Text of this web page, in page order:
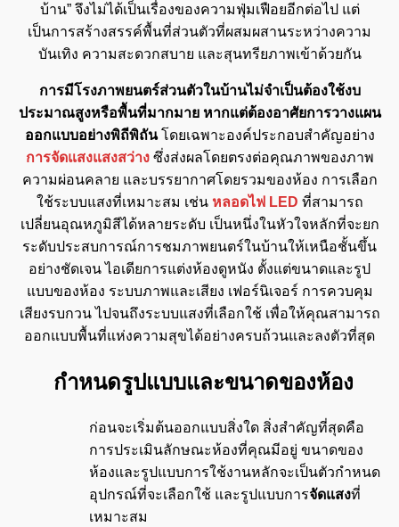
บ้าน” จึงไม่ได้เป็นเรื่องของความฟุ่มเฟือยอีกต่อไป แต่
เป็นการสร้างสรรค์พื้นที่ส่วนตัวที่ผสมผสานระหว่างความ
บันเทิง ความสะดวกสบาย และสุนทรียภาพเข้าด้วยกัน
การมีโรงภาพยนตร์ส่วนตัวในบ้านไม่จำเป็นต้องใช้งบ
ประมาณสูงหรือพื้นที่มากมาย หากแต่ต้องอาศัยการวางแผน
ออกแบบอย่างพิถีพิถันโดยเฉพาะองค์ประกอบสำคัญอย่าง
การจัดแสงแสงสว่างซึ่งส่งผลโดยตรงต่อคุณภาพของภาพ
ความผ่อนคลาย และบรรยากาศโดยรวมของห้อง การเลือก
ใช้ระบบแสงที่เหมาะสม เช่นหลอดไฟ LED ที่สามารถ
เปลี่ยนอุณหภูมิสีได้หลายระดับ เป็นหนึ่งในหัวใจหลักที่จะยก
ระดับประสบการณ์การชมภาพยนตร์ในบ้านให้เหนือชั้นขึ้น
อย่างชัดเจน ไอเดียการแต่งห้องดูหนัง ตั้งแต่ขนาดและรูป
แบบของห้อง ระบบภาพและเสียง เฟอร์นิเจอร์ การควบคุม
เสียงรบกวน ไปจนถึงระบบแสงที่เลือกใช้ เพื่อให้คุณสามารถ
ออกแบบพื้นที่แห่งความสุขได้อย่างครบถ้วนและลงตัวที่สุด
กำหนดรูปแบบและขนาดของห้อง
ก่อนจะเริ่มต้นออกแบบสิ่งใด สิ่งสำคัญที่สุดคือ
การประเมินลักษณะห้องที่คุณมีอยู่ ขนาดของ
ห้องและรูปแบบการใช้งานหลักจะเป็นตัวกำหนด
อุปกรณ์ที่จะเลือกใช้ และรูปแบบการจัดแสงที่
เหมาะสม